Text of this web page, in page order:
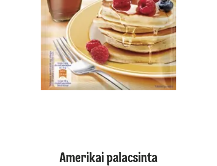
Amerikai palacsinta